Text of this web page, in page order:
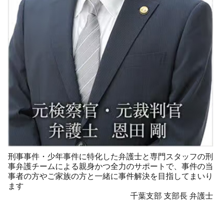
刑事事件・少年事件に特化した弁護士と専門スタッフの刑
事弁護チームによる親身かつ全力のサポートで、事件の当
事者の方やご家族の方と一緒に事件解決を目指してまいり
ます
千葉支部 支部長 弁護士